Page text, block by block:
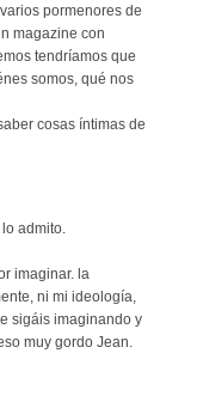
pormenores de
magazine con
tendríamos que
somos, qué nos
cosas íntimas de
admito.
imaginar. la
ni mi ideología,
sigáis imaginando y
muy gordo Jean.